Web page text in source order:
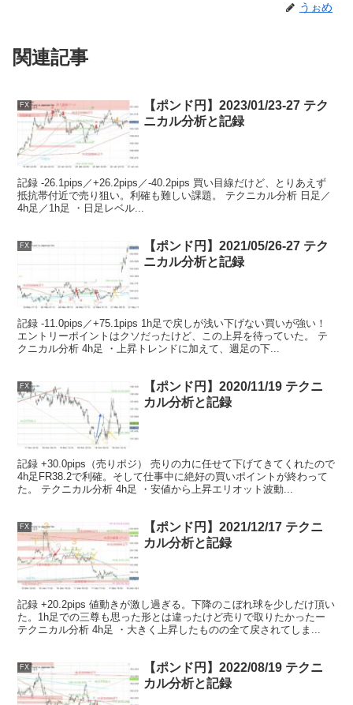
うぉめ
関連記事
FX
【ポンド円】2023/01/23-27 テク
ニカル分析と記録
記録 -26.1pips／+26.2pips／-40.2pips 買い目線だけど、とりあえず
抵抗帯付近で売り狙い。利確も難しい課題。 テクニカル分析 日足／
4h足／1h足 ・日足レベル...
FX
【ポンド円】2021/05/26-27 テク
ニカル分析と記録
記録 -11.0pips／+75.1pips 1h足で戻しが浅い下げない買いが強い！
エントリーポイントはクソだったけど、この上昇を待っていた。 テ
クニカル分析 4h足 ・上昇トレンドに加えて、週足の下...
FX
【ポンド円】2020/11/19 テクニ
カル分析と記録
記録 +30.0pips（売りポジ） 売りの力に任せて下げてきてくれたので
4h足FR38.2で利確。そして仕事中に絶好の買いポイントが終わって
た。 テクニカル分析 4h足 ・安値から上昇エリオット波動...
FX
【ポンド円】2021/12/17 テクニ
カル分析と記録
記録 +20.2pips 値動きが激し過ぎる。下降のこぼれ球を少しだけ頂い
た。1h足での三尊も思った形とは違ったけど売りで取りたかったー
テクニカル分析 4h足 ・大きく上昇したものの全て戻されてしま...
FX
【ポンド円】2022/08/19 テクニ
カル分析と記録